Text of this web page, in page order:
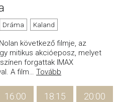
Dráma Kaland
következő filmje, az
mitikus akcióeposz, melyet
forgattak IMAX
A film… Tovább
16:00 18:15 20:00